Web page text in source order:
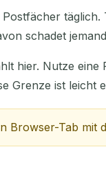
Postfächer
schadet
hier. Nutze
Grenze ist leicht
Browser-Tab mit